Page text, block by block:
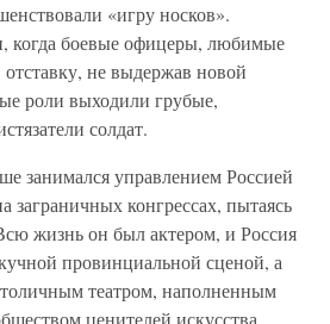
«игру носков».
когда боевые офицеры, любимые
не выдержав новой
роли выходили грубые,
солдат.
занимался управлением Россией
заграничных конгрессах, пытаясь
жизнь он был актером, и Россия
провинциальной сценой, а
театром, наполненным
ценителей искусства.